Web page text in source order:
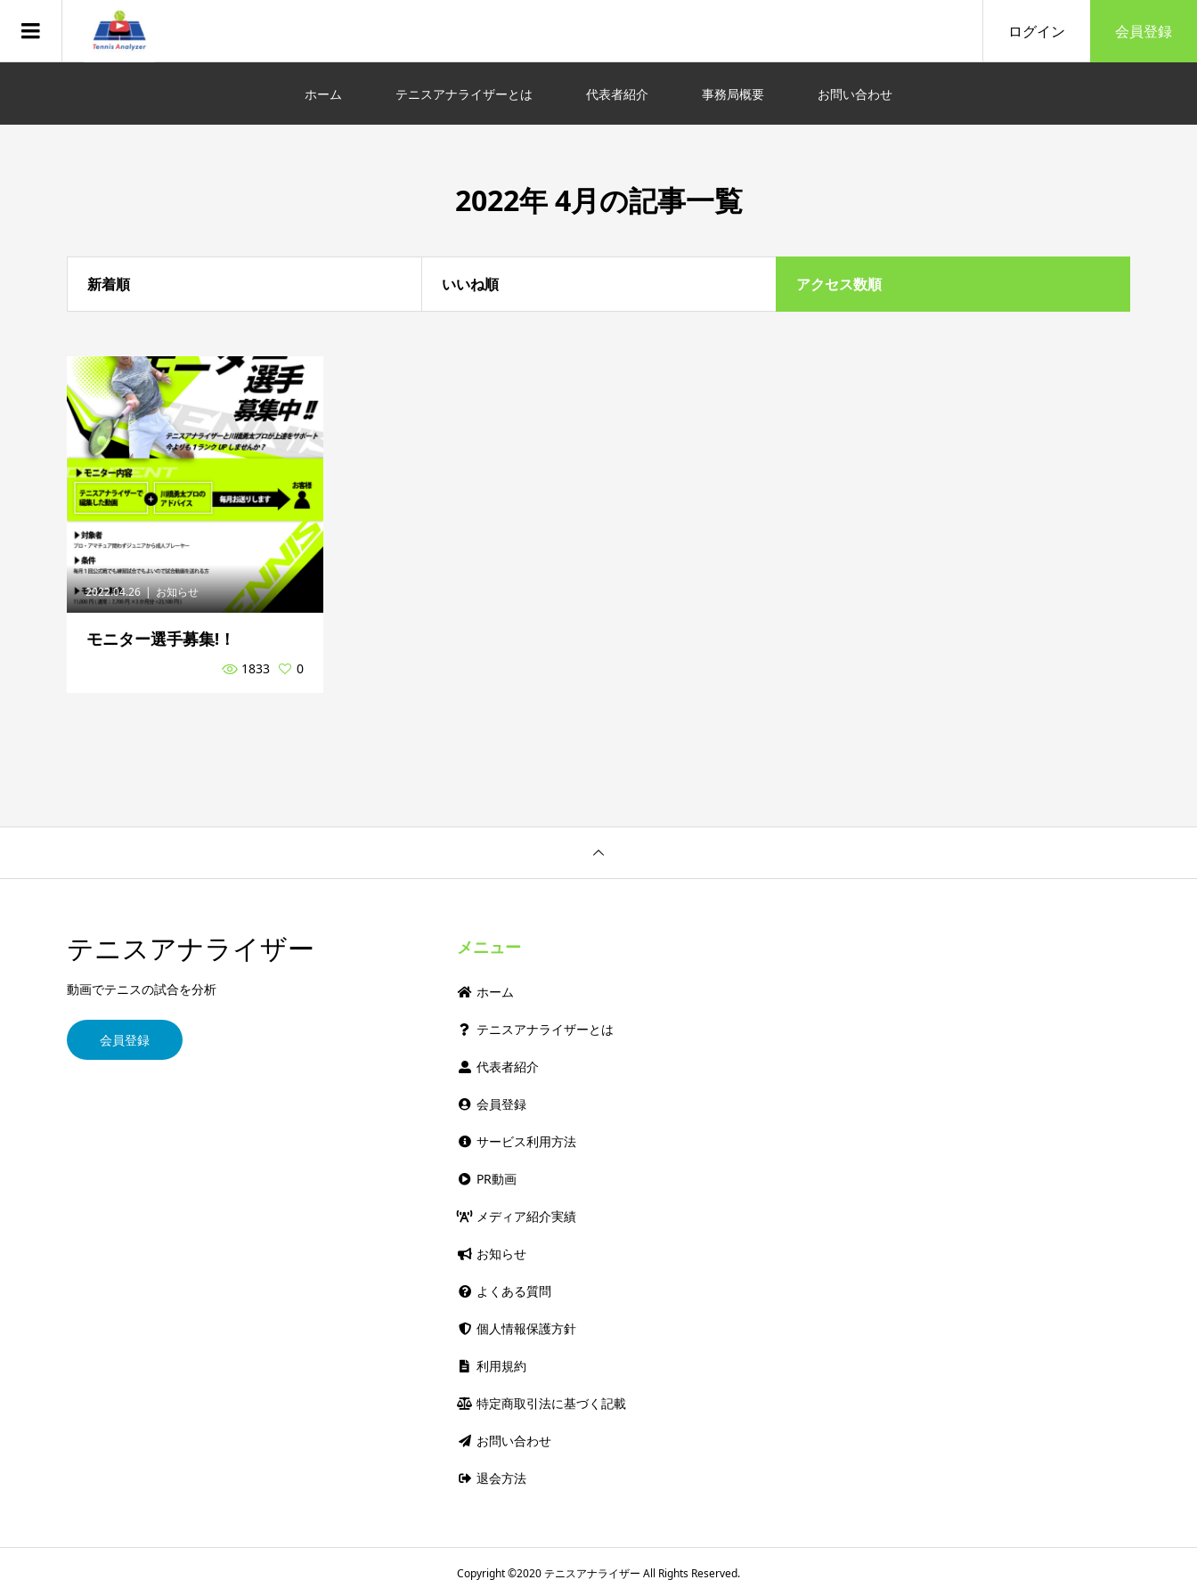
ログイン 会員登録
ホーム テニスアナライザーとは 代表者紹介 事務局概要 お問い合わせ
2022年 4月の記事一覧
新着順 いいね順 アクセス数順
2022.04.26 お知らせ
モニター選手募集!！
1833 0
テニスアナライザー
動画でテニスの試合を分析
会員登録
メニュー
ホーム
テニスアナライザーとは
代表者紹介
会員登録
サービス利用方法
PR動画
メディア紹介実績
お知らせ
よくある質問
個人情報保護方針
利用規約
特定商取引法に基づく記載
お問い合わせ
退会方法
Copyright ©2020 ︎テニスアナライザー All Rights Reserved.